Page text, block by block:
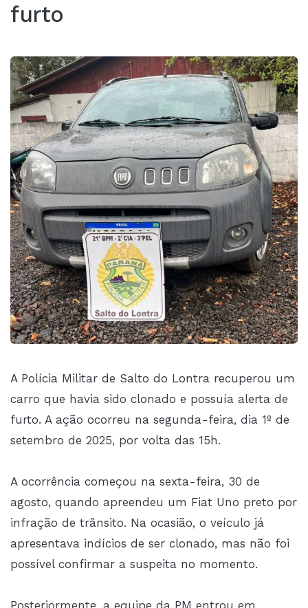
furto
A Polícia Militar de Salto do Lontra recuperou um
carro que havia sido clonado e possuía alerta de
furto. A ação ocorreu na segunda-feira, dia 1º de
setembro de 2025, por volta das 15h.
A ocorrência começou na sexta-feira, 30 de
agosto, quando apreendeu um Fiat Uno preto por
infração de trânsito. Na ocasião, o veículo já
apresentava indícios de ser clonado, mas não foi
possível confirmar a suspeita no momento.
Posteriormente, a equipe da PM entrou em